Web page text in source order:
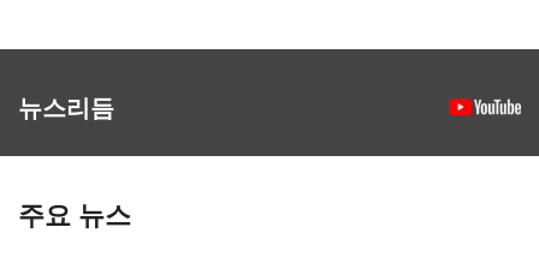
뉴스리듬
주요 뉴스